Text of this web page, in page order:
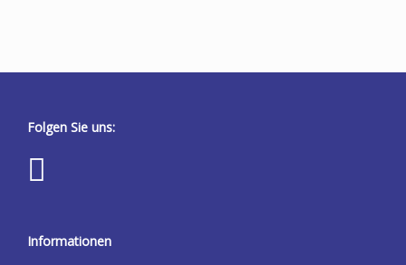
Folgen Sie uns:
Informationen